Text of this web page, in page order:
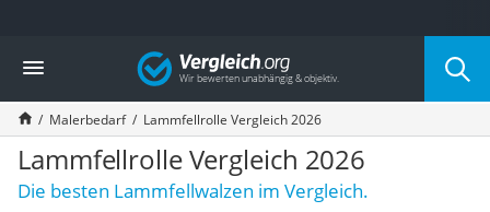
Die beliebtesten Vergleiche nach Kategorie
Baumarkt
Tresor feuerfest
Makita-Akku-Rasenmäher
Kappsäge
Smartes Türschloss
Akku-Rasentrimmer
Vergleich
Malerbedarf Lammfellrolle Vergleich 2026
Lammfellrolle Vergleich 2026
Die besten Lammfellwalzen im Vergleich.